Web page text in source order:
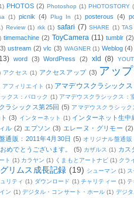
PHOTOS (2) Photoshop (1) PHOTOSTORY
(1) picnik (4) Plug In (1) posterous (4)
Review (1) rkk (1) safari (7) SHARE (1)
timemachine (2) ToyCamera (11) tumblr (2)
ustream (2) vlc (3) WAGNER (1) Weblog (4)
word (3) WordPress (2) xld (8)
アクセス (1) アクセスアップ (3) アッ
アフィリエイト (1) アマデウスクラシックス
クス：バロック (1) アマデウスクラシックス：
ラシックス第25回 (5) アマデウスクラシック
(3) インターネット (1) インターネット生中
ル (2) エプソン (3) エレーヌ・グリモー (2)
通販：2011年4月30日 (5) オリジナル盤通販
めでとうございます。 (5) カザルス (1) カス
ト (1) カラヤン (1) くまもとアートナビ (1) クラ
グリムス成長記録 (19) シューマン (1)
リティ (1) ダウンロード (1) チャリティー (1)
ン (1) デジタル・コンサート・ホール (1) デジ